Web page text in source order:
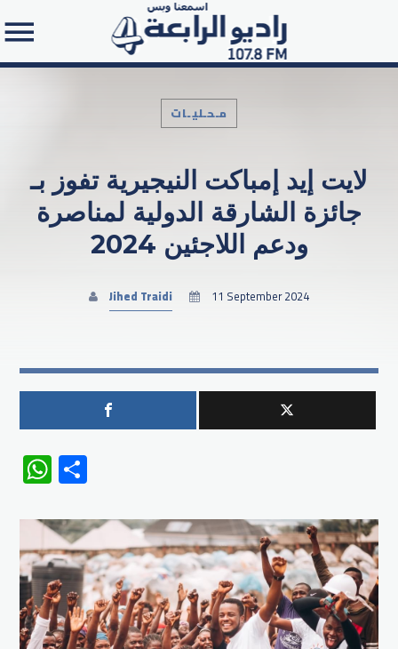
Search in the website:
مـحـليـات
لايت إيد إمباكت النيجيرية تفوز بـ
جائزة الشارقة الدولية لمناصرة
ودعم اللاجئين 2024
Jihed Traidi 11 September 2024
WhatsApp